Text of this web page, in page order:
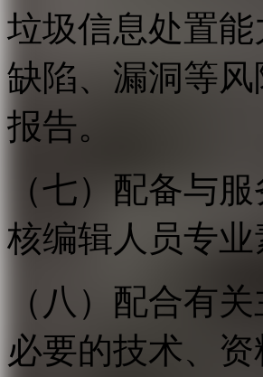
垃圾信息处置
缺陷、漏洞等
报告。
（七）配备与
核编辑人员专业
（八）配合有
必要的技术、